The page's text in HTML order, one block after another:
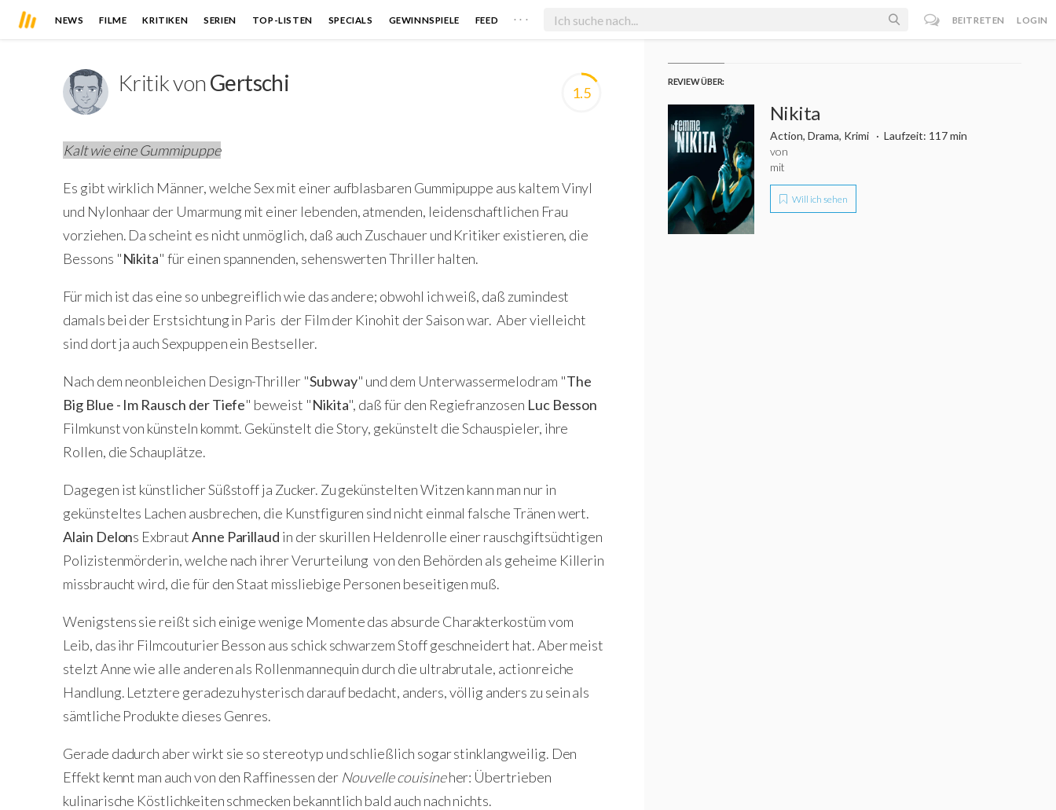
NEWS FILME KRITIKEN SERIEN TOP-LISTEN SPECIALS GEWINNSPIELE FEED . . . BEITRETEN LOGIN
Kritik von Gertschi 1.5
Kalt wie eine Gummipuppe
Es gibt wirklich Männer, welche Sex mit einer aufblasbaren Gummipuppe aus kaltem Vinyl
und Nylonhaar der Umarmung mit einer lebenden, atmenden, leidenschaftlichen Frau
vorziehen. Da scheint es nicht unmöglich, daß auch Zuschauer und Kritiker existieren, die
Bessons "Nikita" für einen spannenden, sehenswerten Thriller halten.
Für mich ist das eine so unbegreiflich wie das andere; obwohl ich weiß, daß zumindest
damals bei der Erstsichtung in Paris der Film der Kinohit der Saison war. Aber vielleicht
sind dort ja auch Sexpuppen ein Bestseller.
Nach dem neonbleichen Design-Thriller "Subway" und dem Unterwassermelodram "The
Big Blue - Im Rausch der Tiefe" beweist "Nikita", daß für den Regiefranzosen Luc Besson
Filmkunst von künsteln kommt. Gekünstelt die Story, gekünstelt die Schauspieler, ihre
Rollen, die Schauplätze.
Dagegen ist künstlicher Süßstoff ja Zucker. Zu gekünstelten Witzen kann man nur in
gekünsteltes Lachen ausbrechen, die Kunstfiguren sind nicht einmal falsche Tränen wert.
Alain Delons ExbrautAnne Parillaud in der skurillen Heldenrolle einer rauschgiftsüchtigen
Polizistenmörderin, welche nach ihrer Verurteilung von den Behörden als geheime Killerin
missbraucht wird, die für den Staat missliebige Personen beseitigen muß.
Wenigstens sie reißt sich einige wenige Momente das absurde Charakterkostüm vom
Leib, das ihr Filmcouturier Besson aus schick schwarzem Stoff geschneidert hat. Aber meist
stelzt Anne wie alle anderen als Rollenmannequin durch die ultrabrutale, actionreiche
Handlung. Letztere geradezu hysterisch darauf bedacht, anders, völlig anders zu sein als
sämtliche Produkte dieses Genres.
Gerade dadurch aber wirkt sie so stereotyp und schließlich sogar stinklangweilig. Den
Effekt kennt man auch von den Raffinessen der Nouvelle couisineher: Übertrieben
kulinarische Köstlichkeiten schmecken bekanntlich bald auch nach nichts.
REVIEW ÜBER:
Nikita
Action, Drama, Krimi
Laufzeit: 117 min
von
mit
Will ich sehen